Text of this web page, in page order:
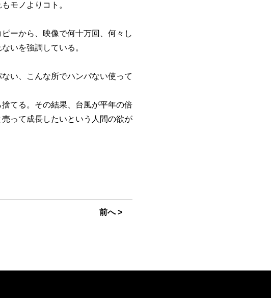
モノよりコト。
ーから、映像で何十万回、何々し
いを強調している。
い、こんな所でハンパない使って
てる。その結果、台風が平年の倍
って成長したいという人間の欲が
前へ >